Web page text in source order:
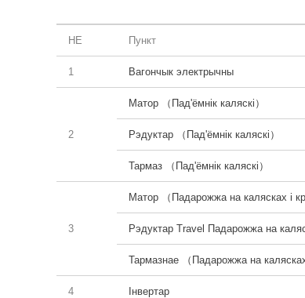
НЕ Пункт
1 Вагончык электрычны
2
Матор （Пад'ёмнік каляскі）
Рэдуктар （Пад'ёмнік каляскі）
Тармаз （Пад'ёмнік каляскі）
3
Матор （Падарожжа на калясках і
Рэдуктар Travel Падарожжа на
Тармазнае （Падарожжа на калясках
4 Інвертар